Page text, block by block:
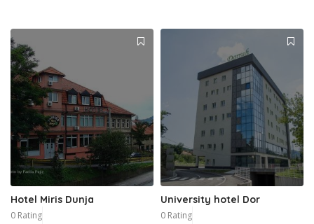
Hotel Miris Dunja
0 Rating
University hotel Dor
0 Rating